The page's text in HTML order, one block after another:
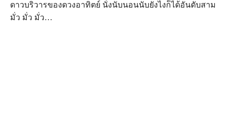
ดาวบริวารของดวงอาทิตย์ นั่งนับนอนนับยังไงก็ได้อันดับสาม
มั่ว มั่ว มั่ว…